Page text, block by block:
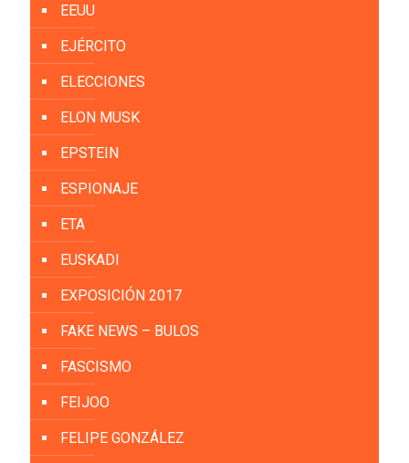
EEUU
EJÉRCITO
ELECCIONES
ELON MUSK
EPSTEIN
ESPIONAJE
ETA
EUSKADI
EXPOSICIÓN 2017
FAKE NEWS – BULOS
FASCISMO
FEIJOO
FELIPE GONZÁLEZ